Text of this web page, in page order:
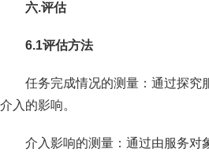
六.评估
6.1评估方法
任务完成情况的测量：通过探究
介入的影响。
介入影响的测量：通过由服务对